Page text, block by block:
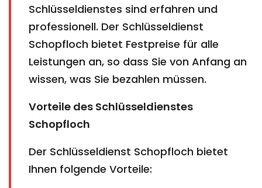
Schlüsseldienstes sind erfahren und
professionell. Der Schlüsseldienst
Schopfloch bietet Festpreise für alle
Leistungen an, so dass Sie von Anfang an
wissen, was Sie bezahlen müssen.
Vorteile des Schlüsseldienstes
Schopfloch
Der Schlüsseldienst Schopfloch bietet
Ihnen folgende Vorteile: